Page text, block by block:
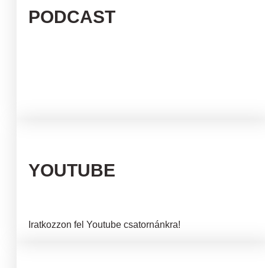
PODCAST
YOUTUBE
Iratkozzon fel Youtube csatornánkra!